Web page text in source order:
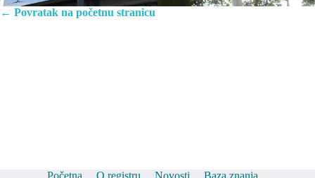
← Povratak na početnu stranicu